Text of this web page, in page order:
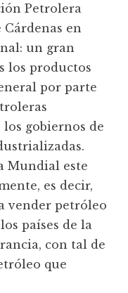
Petrolera
en
un gran
los productos
por parte
gobiernos de
Mundial este
es decir,
vender petróleo
países de la
con tal de
que